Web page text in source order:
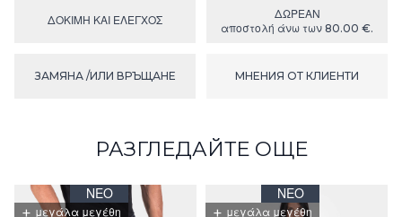
ΔΟΚΙΜΉ ΚΑΙ ΕΛΕΓΧΟΣ
ΔΩΡΕΑΝ
αποστολή άνω των 80.00 €.
ЗАМЯНА /ИЛИ ВРЪЩАНЕ МНЕНИЯ ОТ КЛИЕНТИ
РАЗГЛЕДАЙТЕ ОЩЕ
ΝΈΟ
μεγάλα μεγέθη
ΝΈΟ
μεγάλα μεγέθη